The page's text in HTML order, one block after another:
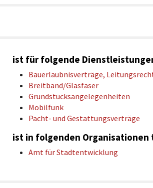
ist für folgende
Bauerlaubnisverträge,
Breitband/Glasfaser
Grundstücksangelegenheiten
Mobilfunk
Pacht- und Gestattungsverträge
ist in folgenden Organisationen
Amt für Stadtentwicklung